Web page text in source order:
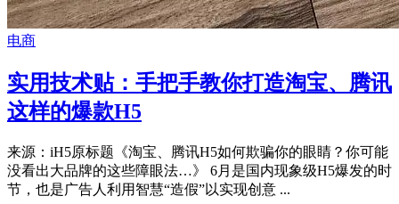
电商
实用技术贴：手把手教你打造淘宝、腾讯
这样的爆款H5
来源：iH5原标题《淘宝、腾讯H5如何欺骗你的眼睛？你可能
没看出大品牌的这些障眼法…》 6月是国内现象级H5爆发的时
节，也是广告人利用智慧“造假”以实现创意 ...